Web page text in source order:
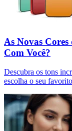
As Novas
Com Você?
Descubra os tons
escolha o seu